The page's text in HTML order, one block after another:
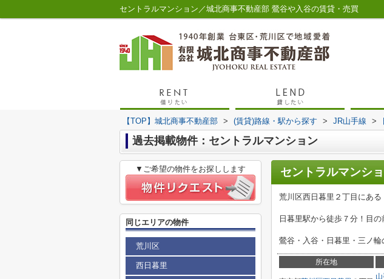
セントラルマンション／城北商事不動産部 鶯谷や入谷の賃貸・売買
【TOP】城北商事不動産部 > (賃貸)路線・駅から探す > JR山手線 >
過去掲載物件：セントラルマンション
セントラルマンシ
荒川区西日暮里２丁目にあ
日暮里駅から徒歩７分！目
鶯谷・入谷・日暮里・三ノ
所在地
▼ご希望の物件をお探しします
同じエリアの物件
荒川区
西日暮里